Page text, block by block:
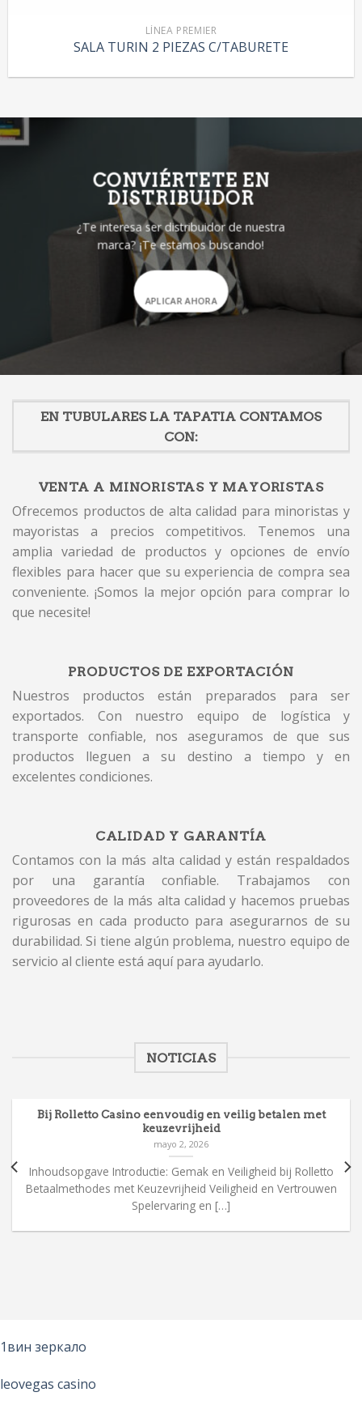
LÍNEA PREMIER
SALA TURIN 2 PIEZAS C/TABURETE
CONVIÉRTETE EN
DISTRIBUIDOR
¿Te interesa ser distribuidor de nuestra
marca? ¡Te estamos buscando!
APLICAR AHORA
EN TUBULARES LA TAPATIA CONTAMOS
CON:
VENTA A MINORISTAS Y MAYORISTAS
Ofrecemos productos de alta calidad para minoristas y
mayoristas a precios competitivos. Tenemos una
amplia variedad de productos y opciones de envío
flexibles para hacer que su experiencia de compra sea
conveniente. ¡Somos la mejor opción para comprar lo
que necesite!
PRODUCTOS DE EXPORTACIÓN
Nuestros productos están preparados para ser
exportados. Con nuestro equipo de logística y
transporte confiable, nos aseguramos de que sus
productos lleguen a su destino a tiempo y en
excelentes condiciones.
CALIDAD Y GARANTÍA
Contamos con la más alta calidad y están respaldados
por una garantía confiable. Trabajamos con
proveedores de la más alta calidad y hacemos pruebas
rigurosas en cada producto para asegurarnos de su
durabilidad. Si tiene algún problema, nuestro equipo de
servicio al cliente está aquí para ayudarlo.
NOTICIAS
Bij Rolletto Casino eenvoudig en veilig betalen met
keuzevrijheid
mayo 2, 2026
Inhoudsopgave Introductie: Gemak en Veiligheid bij Rolletto
Betaalmethodes met Keuzevrijheid Veiligheid en Vertrouwen
Spelervaring en […]
1вин зеркало
leovegas casino